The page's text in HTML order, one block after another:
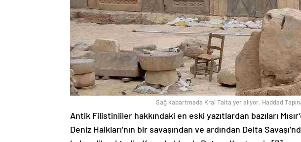
Sağ kabartmada Kral Taita yer alıyor. Haddad
Antik Filistinliler hakkındaki en eski yazıtlardan bazıları
Deniz Halkları’nın bir savaşından ve ardından Delta